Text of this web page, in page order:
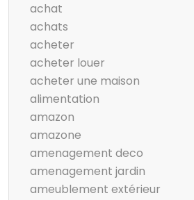
achat
achats
acheter
acheter louer
acheter une maison
alimentation
amazon
amazone
amenagement deco
amenagement jardin
ameublement extérieur